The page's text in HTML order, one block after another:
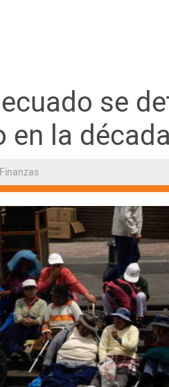
se
en la